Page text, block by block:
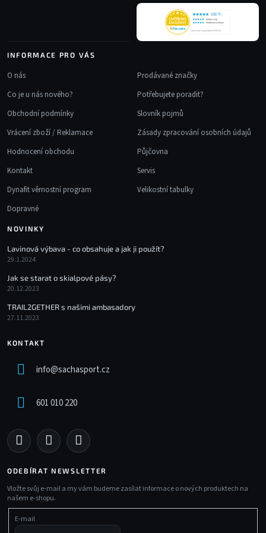
v
y
p
s
u
INFORMACE PRO VÁS
O nás
Co je u nás nového?
Obchodní podmínky
Vrácení zboží / Reklamace
Hodnocení obchodu
Kontakt
Dynafit věrnostní program
Dopravné
Prodávané značky
Potřebujete poradit?
Slovník pojmů
Zásady zpracování osobních údajů
Půjčovna
Servis
Velikostní tabulky
NOVINKY
Lavinová výbava - co obsahuje a jak ji použít?
29.1.2024
Jak se starat o skialpové pásy?
20.12.2023
TRAIL2GETHER s našimi ambasadory
27.11.2023
KONTAKT
info@sachasport.cz
601 010 220
ODEBÍRAT NEWSLETTER
Vložte svůj e-mail a my vám budeme zasílat informace o nových produktech na
našem e-shopu.
E-mail